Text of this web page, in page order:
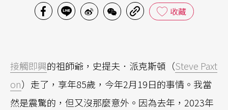
收藏
接觸即興的祖師爺，史提夫．派克斯頓（Steve Paxt
on）走了，享年85歲，今年2月19日的事情。我當
然是震驚的，但又沒那麼意外。因為去年，2023年